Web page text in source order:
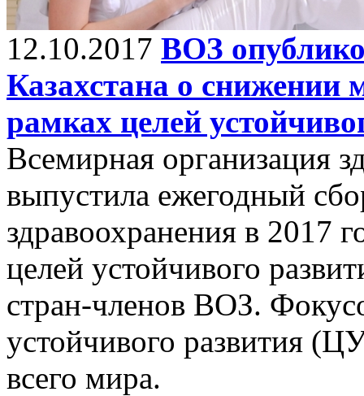
12.10.2017 ВОЗ
Казахстана о снижении
рамках целей
Всемирная организация
выпустила ежегодный
здравоохранения в 2017
целей устойчивого
стран-членов ВОЗ.
устойчивого развития
всего мира.